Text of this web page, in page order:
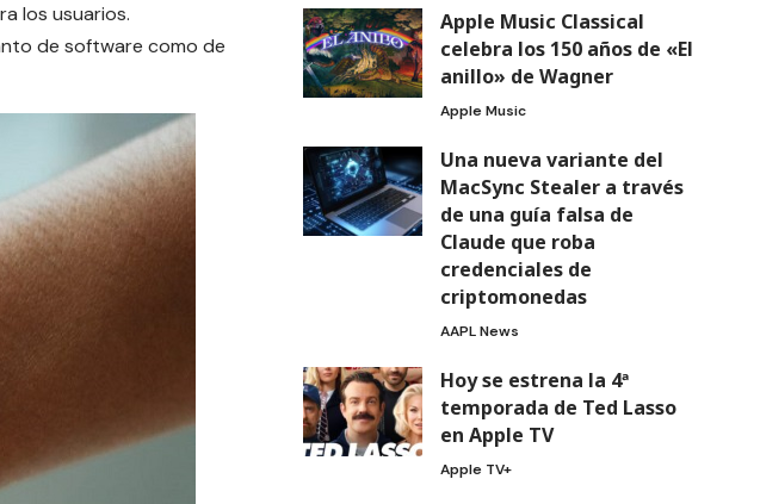
los usuarios.
de software como de
Apple Music Classical
celebra los 150 años de «El
anillo» de Wagner
Apple Music
Una nueva variante del
MacSync Stealer a través
de una guía falsa de
Claude que roba
credenciales de
criptomonedas
AAPL News
Hoy se estrena la 4ª
temporada de Ted Lasso
en Apple TV
Apple TV+